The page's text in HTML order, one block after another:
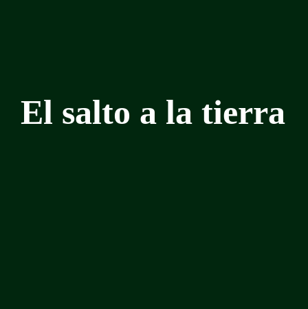
El salto a la tierra